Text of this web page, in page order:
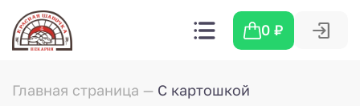
0 ₽
Главная страница С картошкой